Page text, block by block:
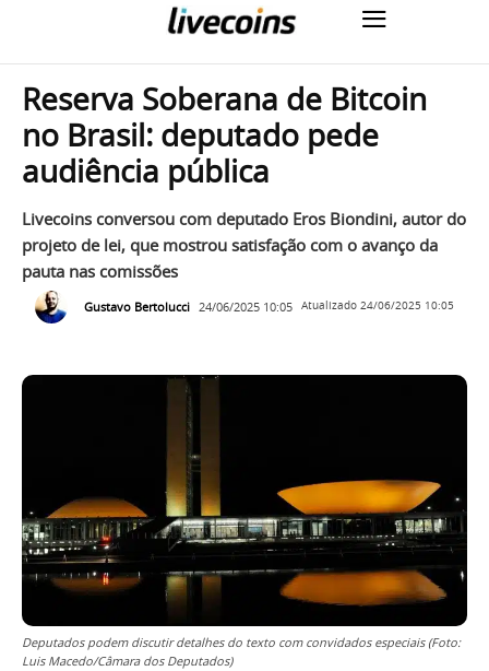
Reserva Soberana de Bitcoin
no Brasil: deputado pede
audiência pública
Livecoins conversou com deputado Eros Biondini, autor do
projeto de lei, que mostrou satisfação com o avanço da
pauta nas comissões
Gustavo Bertolucci 24/06/2025 10:05 Atualizado 24/06/2025 10:05
Deputados podem discutir detalhes do texto com convidados especiais (Foto:
Luis Macedo/Câmara dos Deputados)